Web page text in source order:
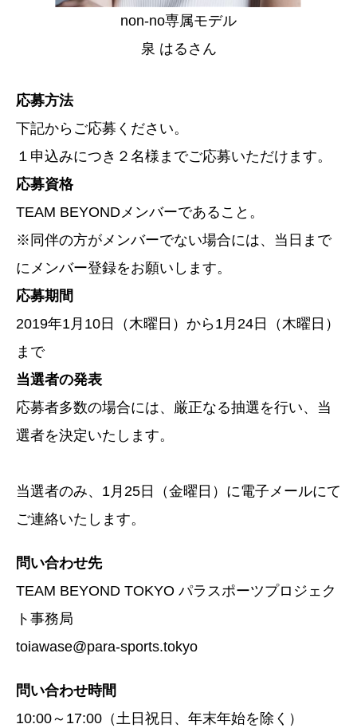
non-no専属モデル
泉 はるさん
応募方法
下記からご応募ください。
１申込みにつき２名様までご応募いただけます。
応募資格
TEAM BEYONDメンバーであること。
※同伴の方がメンバーでない場合には、当日まで
にメンバー登録をお願いします。
応募期間
2019年1月10日（木曜日）から1月24日（木曜日）
まで
当選者の発表
応募者多数の場合には、厳正なる抽選を行い、当
選者を決定いたします。
当選者のみ、1月25日（金曜日）に電子メールにて
ご連絡いたします。
問い合わせ先
TEAM BEYOND TOKYO パラスポーツプロジェク
ト事務局
toiawase@para-sports.tokyo
問い合わせ時間
10:00～17:00（土日祝日、年末年始を除く）